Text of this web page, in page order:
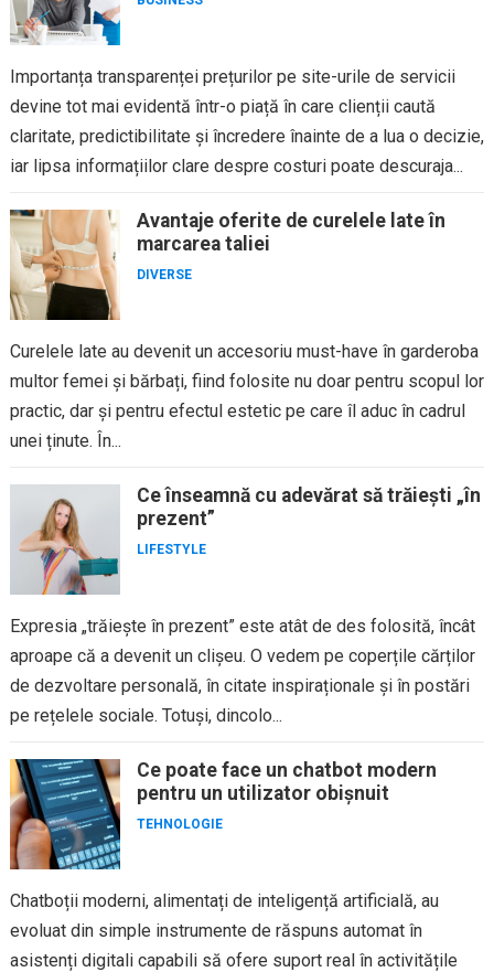
Importanța transparenței prețurilor pe site-urile de servicii
devine tot mai evidentă într-o piață în care clienții caută
claritate, predictibilitate și încredere înainte de a lua o decizie,
iar lipsa informațiilor clare despre costuri poate descuraja...
Avantaje oferite de curelele late în
marcarea taliei
DIVERSE
Curelele late au devenit un accesoriu must-have în garderoba
multor femei și bărbați, fiind folosite nu doar pentru scopul lor
practic, dar și pentru efectul estetic pe care îl aduc în cadrul
unei ținute. În...
Ce înseamnă cu adevărat să trăiești „în
prezent”
LIFESTYLE
Expresia „trăiește în prezent” este atât de des folosită, încât
aproape că a devenit un clișeu. O vedem pe coperțile cărților
de dezvoltare personală, în citate inspiraționale și în postări
pe rețelele sociale. Totuși, dincolo...
Ce poate face un chatbot modern
pentru un utilizator obișnuit
TEHNOLOGIE
Chatboții moderni, alimentați de inteligență artificială, au
evoluat din simple instrumente de răspuns automat în
asistenți digitali capabili să ofere suport real în activitățile